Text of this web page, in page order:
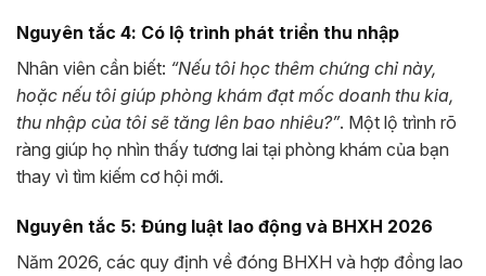
Nguyên tắc 4: Có lộ trình phát triển thu nhập
Nhân viên cần biết: “Nếu tôi học thêm chứng chỉ này,
hoặc nếu tôi giúp phòng khám đạt mốc doanh thu kia,
thu nhập của tôi sẽ tăng lên bao nhiêu?”. Một lộ trình rõ
ràng giúp họ nhìn thấy tương lai tại phòng khám của bạn
thay vì tìm kiếm cơ hội mới.
Nguyên tắc 5: Đúng luật lao động và BHXH 2026
Năm 2026, các quy định về đóng BHXH và hợp đồng lao